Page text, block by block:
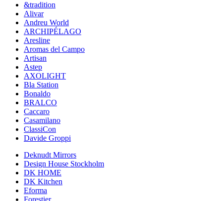
&tradition
Alivar
Andreu World
ARCHIPÉLAGO
Aresline
Aromas del Campo
Artisan
Astep
AXOLIGHT
Bla Station
Bonaldo
BRALCO
Caccaro
Casamilano
ClassiCon
Davide Groppi
Deknudt Mirrors
Design House Stockholm
DK HOME
DK Kitchen
Eforma